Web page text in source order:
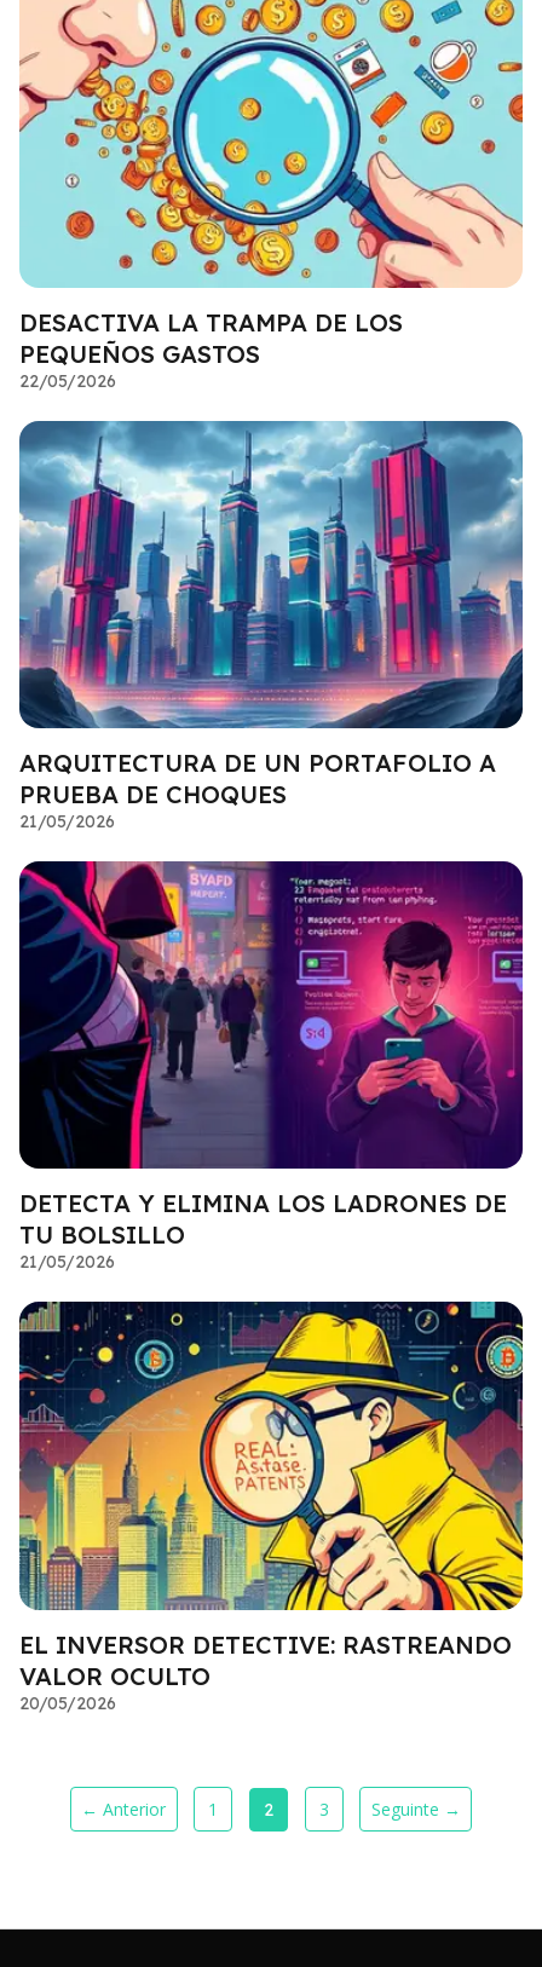
DESACTIVA LA TRAMPA DE LOS
PEQUEÑOS GASTOS
22/05/2026
ARQUITECTURA DE UN PORTAFOLIO A
PRUEBA DE CHOQUES
21/05/2026
DETECTA Y ELIMINA LOS LADRONES DE
TU BOLSILLO
21/05/2026
EL INVERSOR DETECTIVE: RASTREANDO
VALOR OCULTO
20/05/2026
← Anterior 1 2 3 Seguinte →